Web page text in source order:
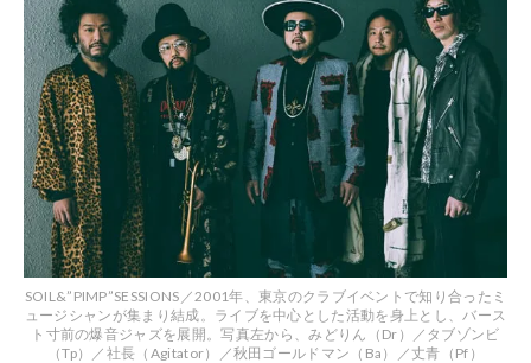
SOIL&”PIMP”SESSIONS／2001年、東京のクラブイベントで知り合ったミ
ュージシャンが集まり結成。ライブを中心とした活動を身上とし、バース
ト寸前の爆音ジャズを展開。写真左から、みどりん（Dr）／タブゾンビ
（Tp）／社長（Agitator）／秋田ゴールドマン（Ba）／丈青（Pf）